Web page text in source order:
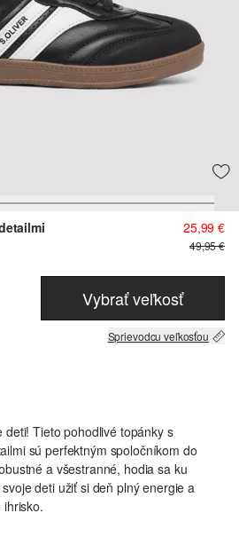
25,99 €
49,95 €
Vybrať veľkosť
Sprievodcu veľkosťou
Tieto pohodlivé topánky s
sú perfektným spoločníkom do
a všestranné, hodia sa ku
deti užiť si deň plný energie a